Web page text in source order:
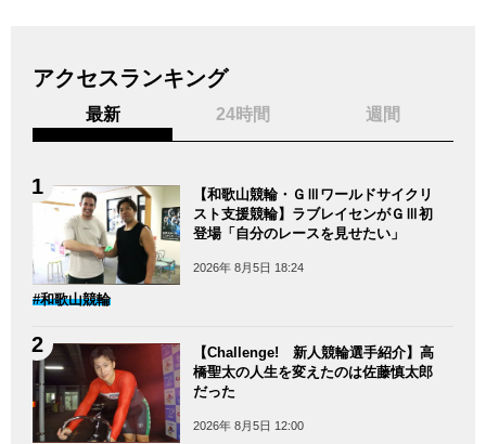
アクセスランキング
最新 24時間 週間
【和歌山競輪・ＧⅢワールドサイクリ
スト支援競輪】ラブレイセンがＧⅢ初
登場「自分のレースを見せたい」
2026年 8月5日 18:24
#和歌山競輪
【Challenge! 新人競輪選手紹介】高
橋聖太の人生を変えたのは佐藤慎太郎
だった
2026年 8月5日 12:00